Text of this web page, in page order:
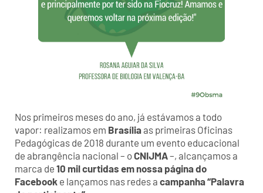
Nos primeiros meses do ano, já estávamos a todo
vapor: realizamos em Brasíliaas primeiras Oficinas
Pedagógicas de 2018 durante um evento educacional
de abrangência nacional – oCNIJMA–, alcançamos a
marca de 10 mil curtidas em nossa página do
Facebook e lançamos nas redes a campanha “Palavra